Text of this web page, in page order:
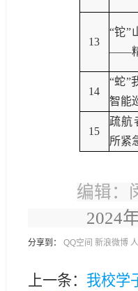
13
“铊”
——精
14
“蛇”
智能
15
疏航
所紧
编辑：
2024
分享到： QQ空间 新浪微博
上一条： 我校学